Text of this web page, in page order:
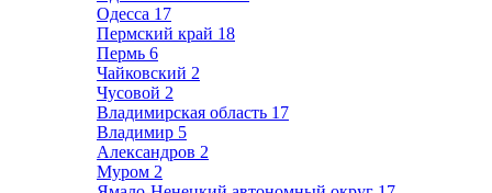
Одесса 17
Пермский край 18
Пермь 6
Чайковский 2
Чусовой 2
Владимирская область 17
Владимир 5
Александров 2
Муром 2